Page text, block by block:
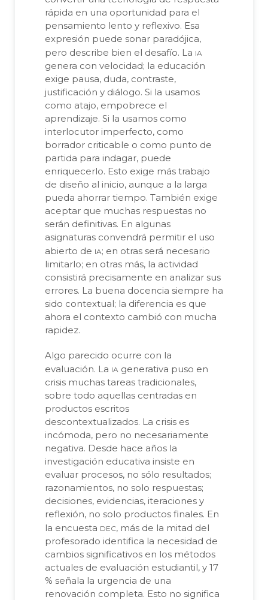
rápida en una oportunidad para el
pensamiento lento y reflexivo. Esa
expresión puede sonar paradójica,
pero describe bien el desafío. La ia
genera con velocidad; la educación
exige pausa, duda, contraste,
justificación y diálogo. Si la usamos
como atajo, empobrece el
aprendizaje. Si la usamos como
interlocutor imperfecto, como
borrador criticable o como punto de
partida para indagar, puede
enriquecerlo. Esto exige más trabajo
de diseño al inicio, aunque a la larga
pueda ahorrar tiempo. También exige
aceptar que muchas respuestas no
serán definitivas. En algunas
asignaturas convendrá permitir el uso
abierto de ia; en otras será necesario
limitarlo; en otras más, la actividad
consistirá precisamente en analizar sus
errores. La buena docencia siempre ha
sido contextual; la diferencia es que
ahora el contexto cambió con mucha
rapidez.
Algo parecido ocurre con la
evaluación. La ia generativa puso en
crisis muchas tareas tradicionales,
sobre todo aquellas centradas en
productos escritos
descontextualizados. La crisis es
incómoda, pero no necesariamente
negativa. Desde hace años la
investigación educativa insiste en
evaluar procesos, no sólo resultados;
razonamientos, no solo respuestas;
decisiones, evidencias, iteraciones y
reflexión, no solo productos finales. En
la encuesta dec, más de la mitad del
profesorado identifica la necesidad de
cambios significativos en los métodos
actuales de evaluación estudiantil, y 17
% señala la urgencia de una
renovación completa. Esto no significa